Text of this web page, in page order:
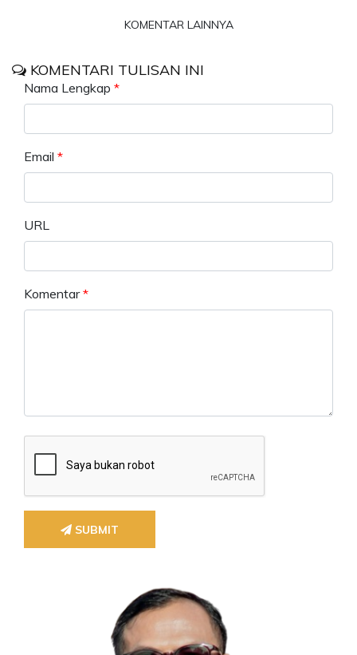
KOMENTAR LAINNYA
KOMENTARI TULISAN INI
Nama Lengkap *
Email *
URL
Komentar*
SUBMIT